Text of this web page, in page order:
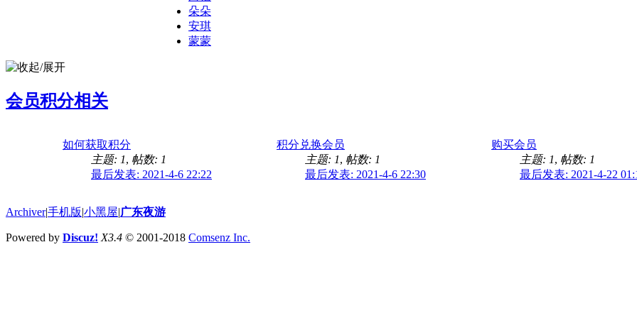
朵朵
安琪
蒙蒙
会员积分相关
如何获取积分
主题: 1, 帖数: 1
最后发表: 2021-4-6 22:22
积分兑换会员
主题: 1, 帖数: 1
最后发表: 2021-4-6 22:30
购买会员
主题: 1, 帖数: 1
最后发表: 2021-4-22
Archiver|手机版|小黑屋|广东夜游
Powered by Discuz! X3.4 © 2001-2018 Comsenz Inc.